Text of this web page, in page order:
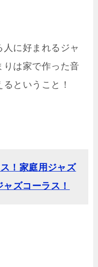
に好まれるジャ
りは家で作った音
ということ！
！家庭用ジャズ
ズコーラス！